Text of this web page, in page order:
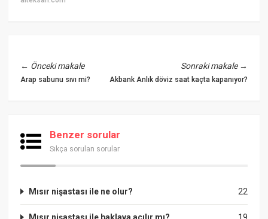
← Önceki makale
Arap sabunu sıvı mi?
Sonraki makale→
Akbank Anlık döviz saat kaçta kapanıyor?
Benzer sorular
Sıkça sorulan sorular
22
Mısır nişastası ile ne olur?
19
Mısır nişastası ile baklava açılır mı?